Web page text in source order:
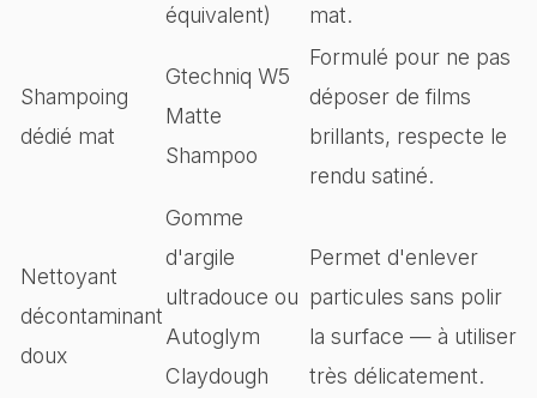
équivalent)
mat.
Shampoing
dédié mat
Gtechniq W5
Matte
Shampoo
Formulé pour ne pas
déposer de films
brillants, respecte le
rendu satiné.
Nettoyant
décontaminant
doux
Gomme
d'argile
ultradouce ou
Autoglym
Claydough
Permet d'enlever
particules sans polir
la surface — à utiliser
très délicatement.